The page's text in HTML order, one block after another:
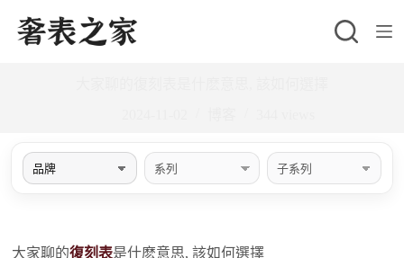
跳
至
大家聊的復刻表是什麽意思, 該如何選擇